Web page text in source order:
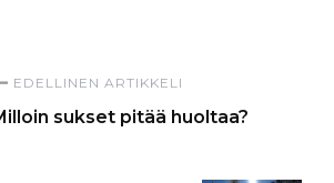
EDELLINEN ARTIKKELI
sukset pitää huoltaa?